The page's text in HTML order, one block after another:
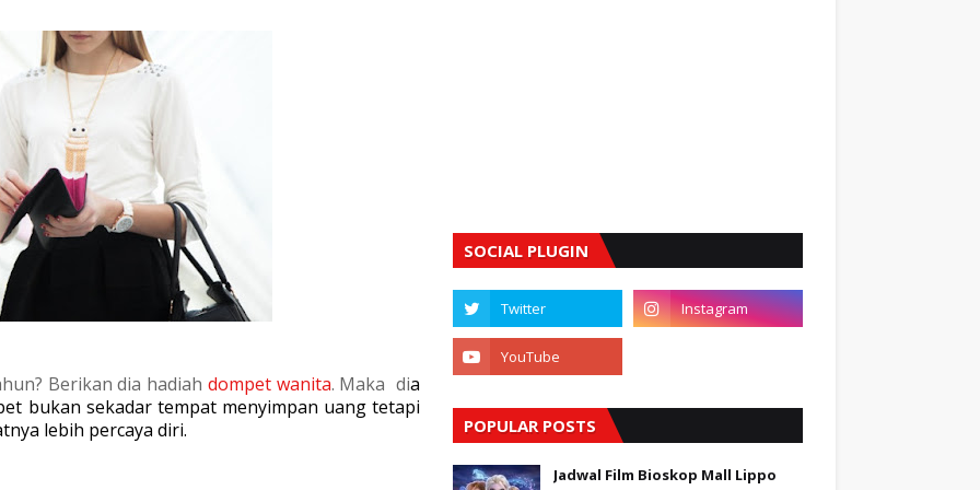
Berikan dia hadiah dompet wanita. Maka dia
bukan sekadar tempat menyimpan uang tetapi
lebih percaya diri.
SOCIAL PLUGIN
POPULAR POSTS
Jadwal Film Bioskop Mall Lippo